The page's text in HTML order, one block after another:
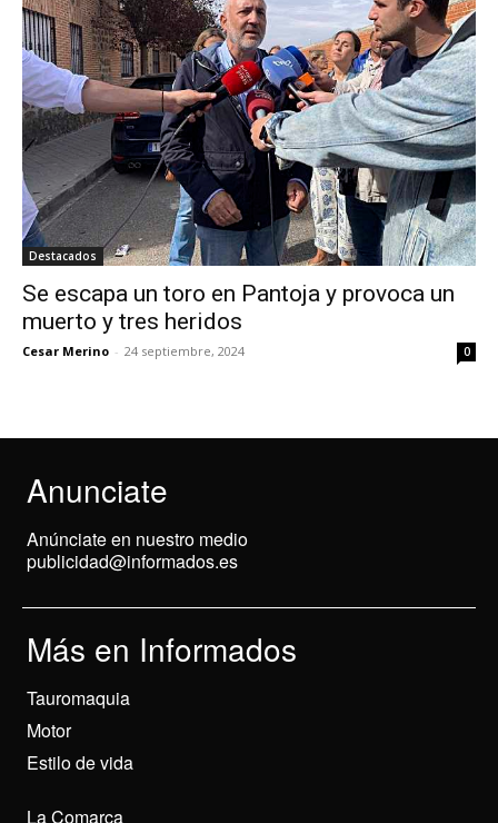
Destacados
Se escapa un toro en Pantoja y provoca un
muerto y tres heridos
Cesar Merino - 24 septiembre, 2024 0
Anunciate
Anúnciate en nuestro medio
publicidad@informados.es
Más en Informados
Tauromaquia
Motor
Estilo de vida
La Comarca